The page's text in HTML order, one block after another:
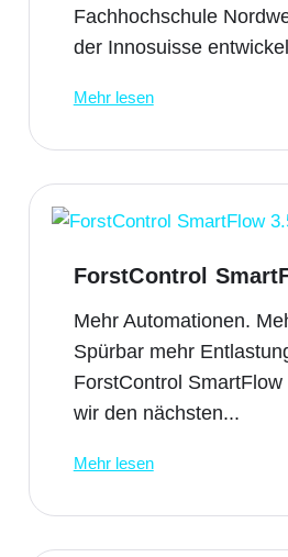
Fachhochschule
der Innosuisse
Mehr lesen
ForstControl
Mehr Automationen.
Spürbar mehr
ForstControl
wir den nächsten...
Mehr lesen